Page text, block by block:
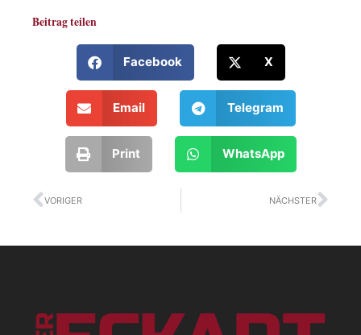
Beitrag teilen
Facebook X
Email Telegram
Print WhatsApp
Zurück
VORIGER NÄCHSTER